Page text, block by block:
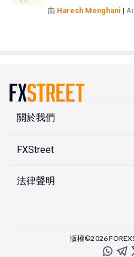
由 Haresh Menghani |
關於我們
FXStreet
法律聲明
版權©2026